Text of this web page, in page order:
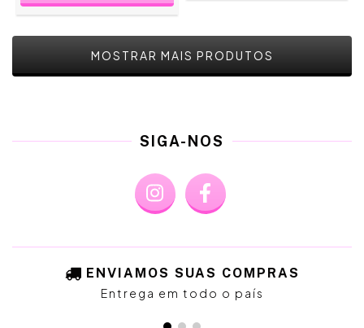
MOSTRAR MAIS PRODUTOS
SIGA-NOS
ENVIAMOS SUAS COMPRAS
Entrega em todo o país